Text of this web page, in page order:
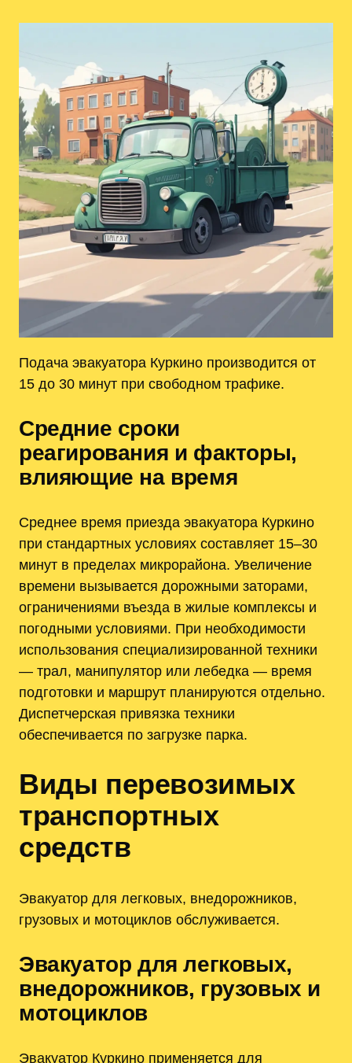
Подача эвакуатора Куркино производится от
15 до 30 минут при свободном трафике.
Средние сроки
реагирования и факторы,
влияющие на время
Среднее время приезда эвакуатора Куркино
при стандартных условиях составляет 15–30
минут в пределах микрорайона. Увеличение
времени вызывается дорожными заторами,
ограничениями въезда в жилые комплексы и
погодными условиями. При необходимости
использования специализированной техники
— трал, манипулятор или лебедка — время
подготовки и маршрут планируются отдельно.
Диспетчерская привязка техники
обеспечивается по загрузке парка.
Виды перевозимых
транспортных
средств
Эвакуатор для легковых, внедорожников,
грузовых и мотоциклов обслуживается.
Эвакуатор для легковых,
внедорожников, грузовых и
мотоциклов
Эвакуатор Куркино применяется для